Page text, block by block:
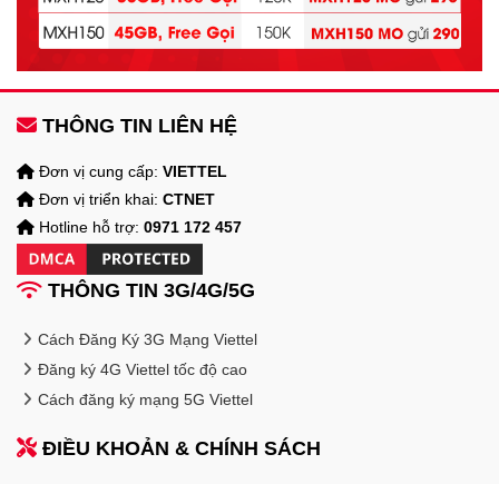
THÔNG TIN LIÊN HỆ
Đơn vị cung cấp: VIETTEL
Đơn vị triển khai: CTNET
Hotline hỗ trợ: 0971 172 457
THÔNG TIN 3G/4G/5G
Cách Đăng Ký 3G Mạng Viettel
Đăng ký 4G Viettel tốc độ cao
Cách đăng ký mạng 5G Viettel
ĐIỀU KHOẢN & CHÍNH SÁCH